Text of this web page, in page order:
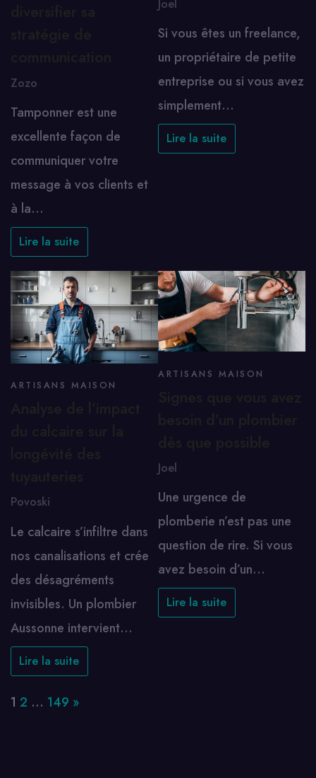
Zozo
Tamponner est une
excellente façon de
communiquer votre
message à vos clients et
à la…
Lire la suite
Joel
Si vous êtes un freelance,
un propriétaire de petite
entreprise ou si vous avez
simplement…
Lire la suite
ARTISANS MAISON
Povoski
Le calcaire s’infiltre dans
nos canalisations et crée
des désagréments
invisibles. Un plombier
Aussonne intervient…
Lire la suite
ARTISANS MAISON
Joel
Une urgence de
plomberie n’est pas une
question de rire. Si vous
avez besoin d’un…
Lire la suite
Page:
1 2 … 149 Next
»